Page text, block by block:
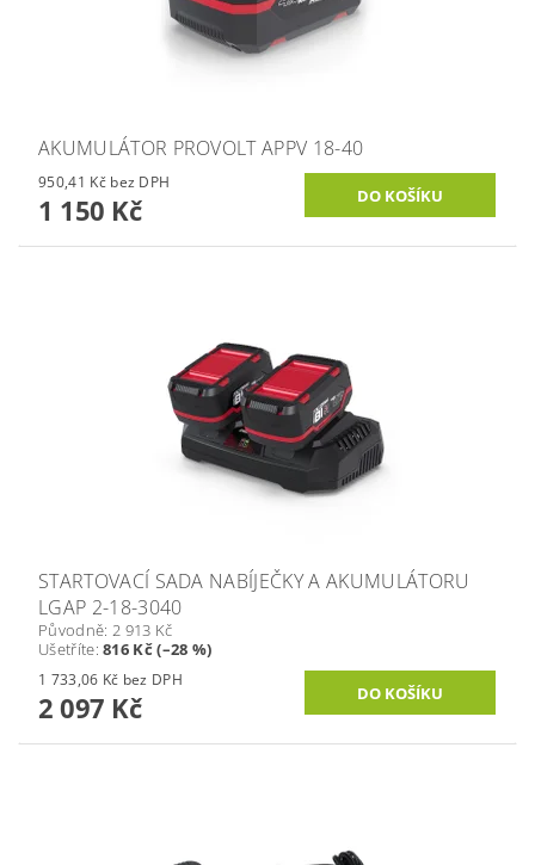
AKUMULÁTOR PROVOLT APPV 18-40
950,41 Kč bez DPH
1 150 Kč
STARTOVACÍ SADA NABÍJEČKY A AKUMULÁTORU
LGAP 2-18-3040
Původně: 2 913 Kč
Ušetříte:816 Kč (–28 %)
1 733,06 Kč bez DPH
2 097 Kč